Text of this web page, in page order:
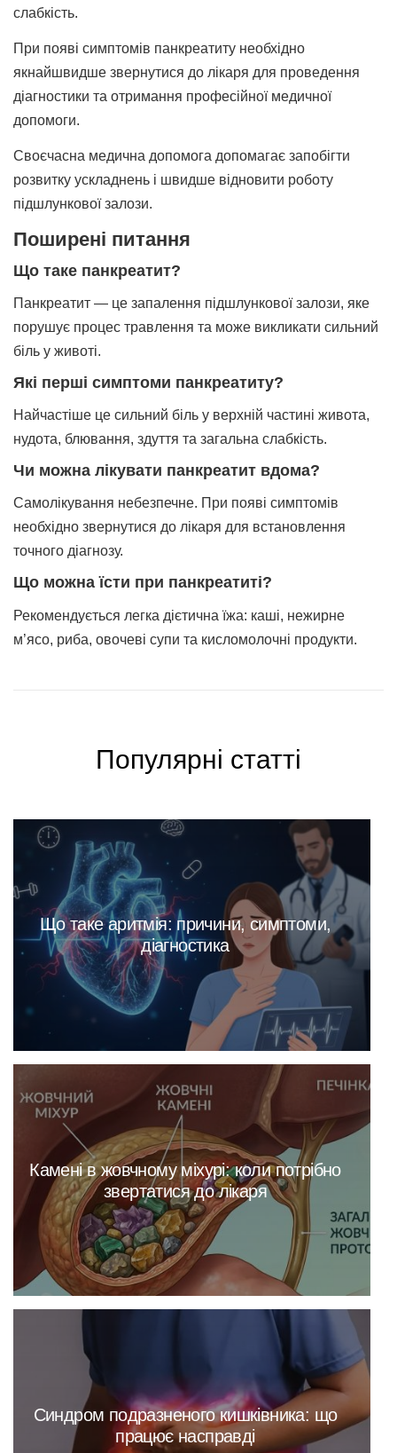
слабкість.
При появі симптомів панкреатиту необхідно
якнайшвидше звернутися до лікаря для проведення
діагностики та отримання професійної медичної
допомоги.
Своєчасна медична допомога допомагає запобігти
розвитку ускладнень і швидше відновити роботу
підшлункової залози.
Поширені питання
Що таке панкреатит?
Панкреатит — це запалення підшлункової залози, яке
порушує процес травлення та може викликати сильний
біль у животі.
Які перші симптоми панкреатиту?
Найчастіше це сильний біль у верхній частині живота,
нудота, блювання, здуття та загальна слабкість.
Чи можна лікувати панкреатит вдома?
Самолікування небезпечне. При появі симптомів
необхідно звернутися до лікаря для встановлення
точного діагнозу.
Що можна їсти при панкреатиті?
Рекомендується легка дієтична їжа: каші, нежирне
м’ясо, риба, овочеві супи та кисломолочні продукти.
Популярні статтi
Що таке аритмія: причини, симптоми,
діагностика
Камені в жовчному міхурі: коли потрібно
звертатися до лікаря
Синдром подразненого кишківника: що
працює насправді